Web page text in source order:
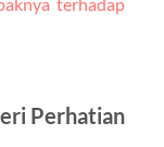
terhadap
Perhatian